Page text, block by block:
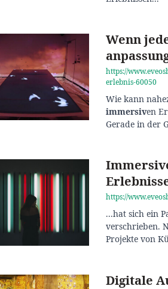
Wenn
https://
erlebnis-60050
Wie kann
immersiven
Gerade in der
https://
...hat sich ein
verschrieben.
Projekte von
Digitale